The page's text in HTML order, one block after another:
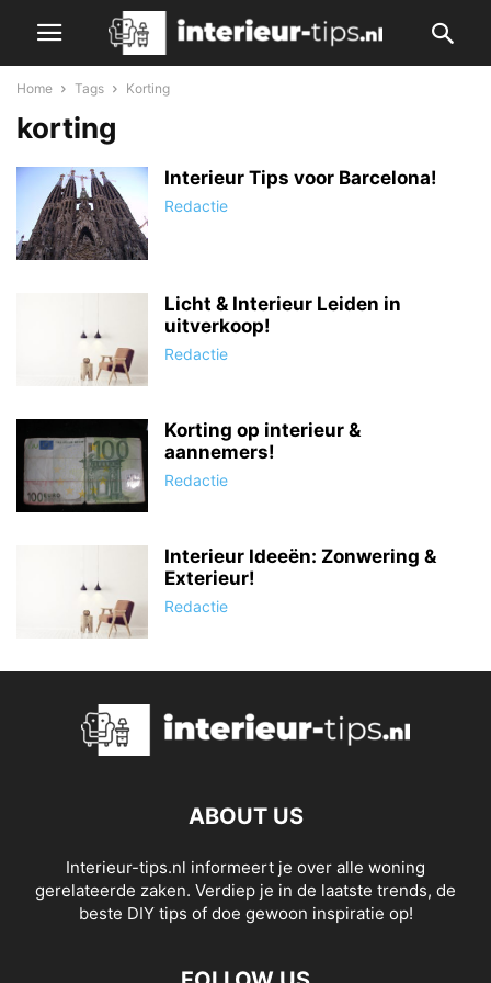
Home Tags Korting
korting
Interieur Tips voor Barcelona!
Redactie
Licht & Interieur Leiden in
uitverkoop!
Redactie
Korting op interieur &
aannemers!
Redactie
Interieur Ideeën: Zonwering &
Exterieur!
Redactie
ABOUT US
Interieur-tips.nl informeert je over alle woning
gerelateerde zaken. Verdiep je in de laatste trends, de
beste DIY tips of doe gewoon inspiratie op!